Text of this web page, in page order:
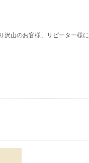
沢山のお客様、リピーター様に